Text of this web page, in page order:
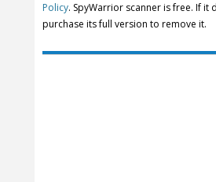
Policy. SpyWarrior scanner is free. If it
purchase its full version to remove it.